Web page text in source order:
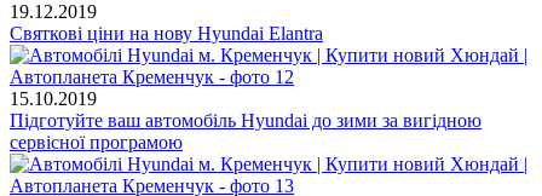
19.12.2019
Святкові ціни на нову Hyundai Elantra
15.10.2019
Підготуйте ваш автомобіль Hyundai до зими за вигідною
сервісної програмою